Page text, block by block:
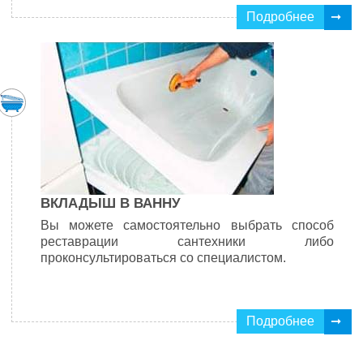
Подробнее
ВКЛАДЫШ В ВАННУ
Вы можете самостоятельно выбрать способ
реставрации сантехники либо
проконсультироваться со специалистом.
Подробнее